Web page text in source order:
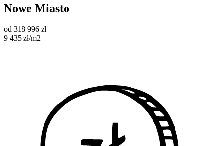
Nowe Miasto
od 318 996 zł
9 435 zł/m2